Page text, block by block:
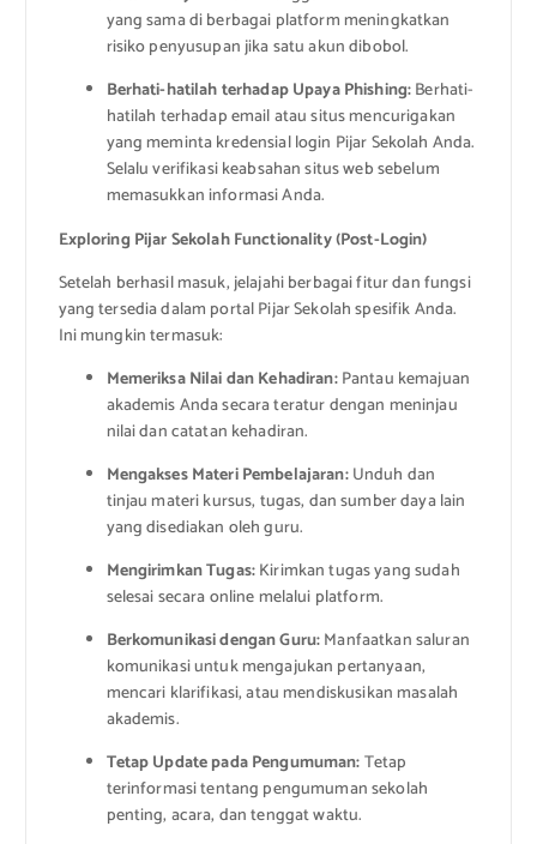
yang sama di berbagai platform meningkatkan
risiko penyusupan jika satu akun dibobol.
Berhati-hatilah terhadap Upaya Phishing:Berhati-
hatilah terhadap email atau situs mencurigakan
yang meminta kredensial login Pijar Sekolah Anda.
Selalu verifikasi keabsahan situs web sebelum
memasukkan informasi Anda.
Exploring Pijar Sekolah Functionality (Post-Login)
Setelah berhasil masuk, jelajahi berbagai fitur dan fungsi
yang tersedia dalam portal Pijar Sekolah spesifik Anda.
Ini mungkin termasuk:
Memeriksa Nilai dan Kehadiran:Pantau kemajuan
akademis Anda secara teratur dengan meninjau
nilai dan catatan kehadiran.
Mengakses Materi Pembelajaran:Unduh dan
tinjau materi kursus, tugas, dan sumber daya lain
yang disediakan oleh guru.
Mengirimkan Tugas:Kirimkan tugas yang sudah
selesai secara online melalui platform.
Berkomunikasi dengan Guru:Manfaatkan saluran
komunikasi untuk mengajukan pertanyaan,
mencari klarifikasi, atau mendiskusikan masalah
akademis.
Tetap Update pada Pengumuman:Tetap
terinformasi tentang pengumuman sekolah
penting, acara, dan tenggat waktu.